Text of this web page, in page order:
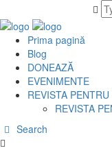
Prima pagină
Blog
DONEAZĂ
EVENIMENTE
REVISTA PENTRU
REVISTA
Search